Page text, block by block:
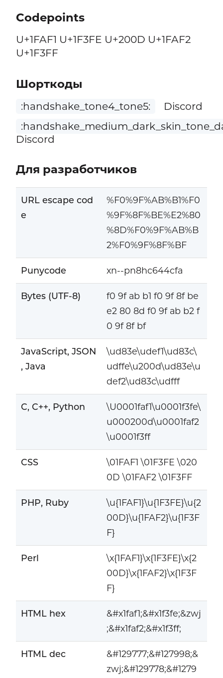
Codepoints
U+1FAF1 U+1F3FE U+200D U+1FAF2
U+1F3FF
Шорткоды
:handshake_tone4_tone5:
Discord
Discord
Для разработчиков
URL escape cod
e
%F0%9F%AB%B1%F0
%9F%8F%BE%E2%80
%8D%F0%9F%AB%B
2%F0%9F%8F%BF
Punycode xn--pn8hc644cfa
Bytes (UTF-8)
f0 9f ab b1 f0 9f 8f be
e2 80 8d f0 9f ab b2 f
0 9f 8f bf
JavaScript, JSON
, Java
\ud83e\udef1\ud83c\
udffe\u200d\ud83e\u
def2\ud83c\udfff
C, C++, Python
\U0001faf1\u0001f3fe\
u000200d\u0001faf2
\u0001f3ff
CSS
\01FAF1 \01F3FE \020
0D \01FAF2 \01F3FF
PHP, Ruby
\u{1FAF1}\u{1F3FE}\u{2
00D}\u{1FAF2}\u{1F3F
F}
Perl
\x{1FAF1}\x{1F3FE}\x{2
00D}\x{1FAF2}\x{1F3F
F}
HTML hex
&#x1faf1;&#x1f3fe;&zwj
;&#x1faf2;&#x1f3ff;
HTML dec
&#129777;&#127998;&
zwj;&#129778;&#1279